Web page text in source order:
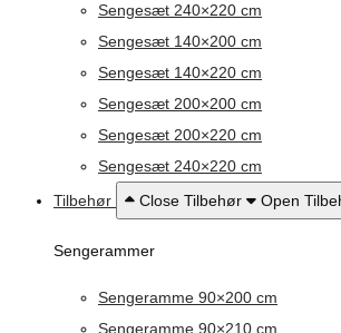
Sengesæt 240×220 cm
Sengesæt 140×200 cm
Sengesæt 140×220 cm
Sengesæt 200×200 cm
Sengesæt 200×220 cm
Sengesæt 240×220 cm
Tilbehør
Close Tilbehør Open
Sengerammer
Sengeramme 90×200 cm
Sengeramme 90×210 cm